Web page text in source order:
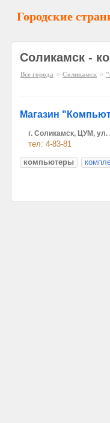
Городские
Соликамск -
Все города » Соликамск »
Магазин
г. Соликамск, ЦУМ,
тел: 4-83-81
компьютеры